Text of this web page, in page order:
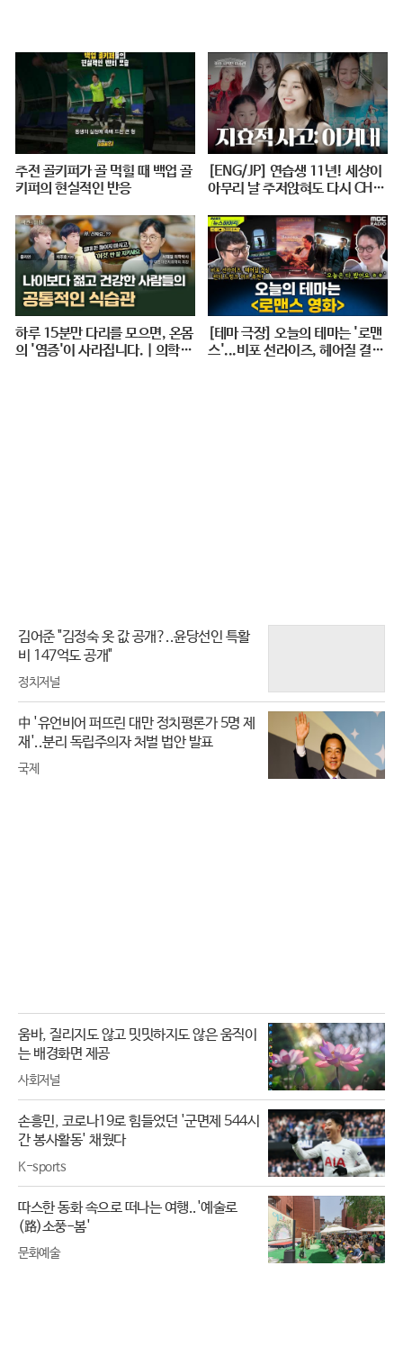
주전 골키퍼가 골 먹힐 때 백업 골
키퍼의 현실적인 반응
[ENG/JP] 연습생 11년! 세상이
아무리 날 주저앉혀도 다시 CHE
| 아주 사적인 미술관 EP. 06 / 1
4F
하루 15분만 다리를 모으면, 온몸
의 '염증'이 사라집니다. | 의학박
[테마 극장] 오늘의 테마는 '로맨
스'...비포 선라이즈, 헤어질 결심,
김어준 "김정숙 옷 값 공개?..윤당선인 특활
비 147억도 공개"
정치저널
中 '유언비어 퍼뜨린 대만 정치평론가 5명 제
재'..분리 독립주의자 처벌 법안 발표
국제
움바, 질리지도 않고 밋밋하지도 않은 움직이
는 배경화면 제공
사회저널
손흥민, 코로나19로 힘들었던 '군면제 544시
간 봉사활동' 채웠다
K-sports
따스한 동화 속으로 떠나는 여행..'예술로
(路)소풍-봄'
문화예술